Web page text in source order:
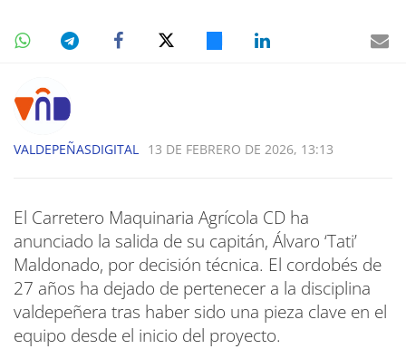
VALDEPEÑASDIGITAL 13 DE FEBRERO DE 2026, 13:13
El Carretero Maquinaria Agrícola CD ha
anunciado la salida de su capitán, Álvaro ‘Tati’
Maldonado, por decisión técnica. El cordobés de
27 años ha dejado de pertenecer a la disciplina
valdepeñera tras haber sido una pieza clave en el
equipo desde el inicio del proyecto.